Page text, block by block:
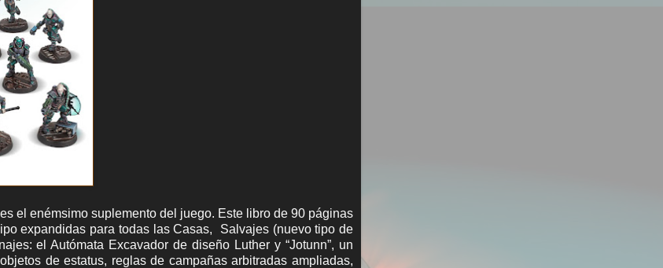
el enémsimo suplemento del juego. Este libro de 90 páginas
expandidas para todas las Casas, Salvajes (nuevo tipo de
el Autómata Excavador de diseño Luther y “Jotunn”, un
de estatus, reglas de campañas arbitradas ampliadas,